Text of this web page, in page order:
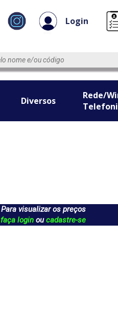
Login
Diversos
Rede/
Para visualizar os preços
faça login oucadastre-se